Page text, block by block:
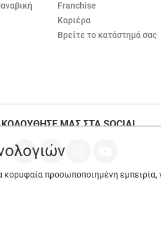
Franchise
Καριέρα
Βρείτε το κατάστημά σας
ΜΑΣ ΣΤΑ SOCIAL
προσωποποιημένη